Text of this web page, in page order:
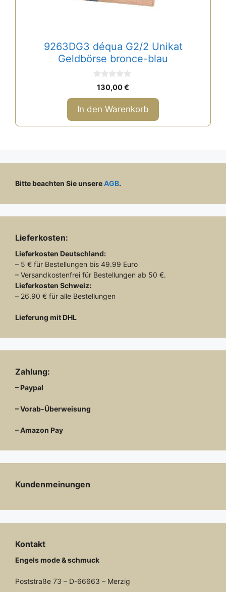
9263DG3 déqua G2/2 Unikat
Geldbörse bronce-blau
0
o
n
5
130,00€
In den Warenkorb
Bitte beachten Sie unsereAGB.
Lieferkosten:
Lieferkosten Deutschland:
– 5 € für Bestellungen bis 49.99 Euro
– Versandkostenfrei für Bestellungen ab 50 €.
Lieferkosten Schweiz:
– 26.90 € für alle Bestellungen
Lieferung mit DHL
Zahlung:
– Paypal
– Vorab-Überweisung
– Amazon Pay
Kundenmeinungen
Kontakt
Engels mode & schmuck
Poststraße 73 – D-66663 – Merzig